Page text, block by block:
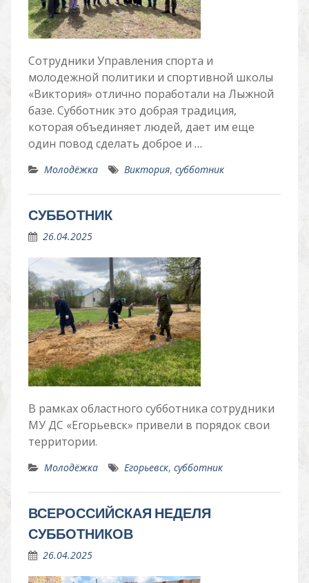
Сотрудники Управления спорта и
молодежной политики и спортивной школы
«Виктория» отлично поработали на Лыжной
базе. Субботник это добрая традиция,
которая объединяет людей, дает им еще
один повод сделать доброе и …
Молодёжка Виктория, субботник
СУББОТНИК
26.04.2025
В рамках областного субботника сотрудники
МУ ДС «Егорьевск» привели в порядок свои
территории.
Молодёжка Егорьевск, субботник
ВСЕРОССИЙСКАЯ НЕДЕЛЯ
СУББОТНИКОВ
26.04.2025